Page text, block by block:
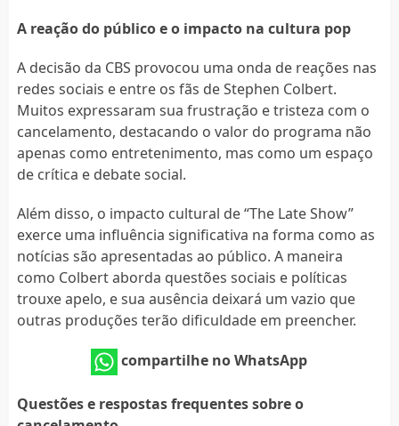
A reação do público e o impacto na cultura pop
A decisão da CBS provocou uma onda de reações nas
redes sociais e entre os fãs de Stephen Colbert.
Muitos expressaram sua frustração e tristeza com o
cancelamento, destacando o valor do programa não
apenas como entretenimento, mas como um espaço
de crítica e debate social.
Além disso, o impacto cultural de “The Late Show”
exerce uma influência significativa na forma como as
notícias são apresentadas ao público. A maneira
como Colbert aborda questões sociais e políticas
trouxe apelo, e sua ausência deixará um vazio que
outras produções terão dificuldade em preencher.
compartilhe no WhatsApp
Questões e respostas frequentes sobre o